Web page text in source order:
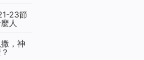
23節
人
，神